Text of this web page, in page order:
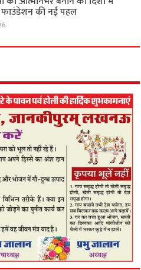
फाउंडेशन की नई पहल